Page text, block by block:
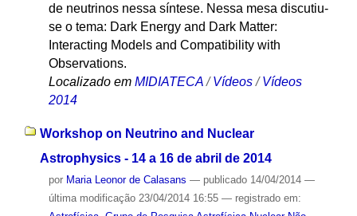
de neutrinos nessa síntese. Nessa mesa discutiu-
se o tema: Dark Energy and Dark Matter:
Interacting Models and Compatibility with
Observations.
Localizado em MIDIATECA /Vídeos /Vídeos
2014
Workshop on Neutrino and Nuclear
Astrophysics - 14 a 16 de abril de 2014
por Maria Leonor de Calasans — publicado14/04/2014 —
última modificação23/04/2014 16:55 — registrado em: